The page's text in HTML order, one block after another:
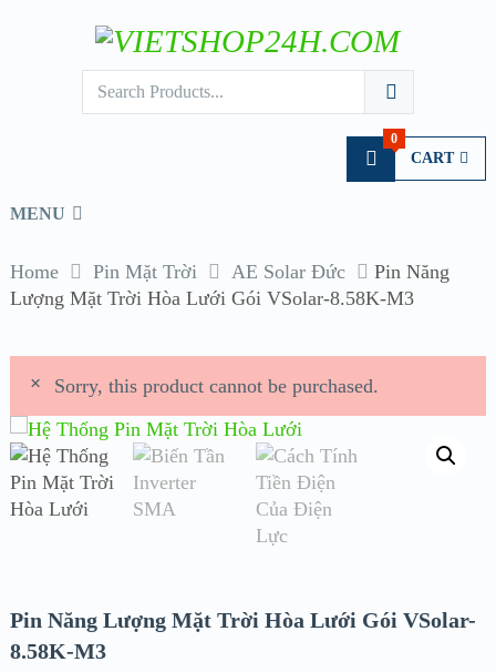
CART
0
MENU
Home Pin Mặt Trời AE Solar Đức
Pin Năng
Lượng Mặt Trời Hòa Lưới Gói VSolar-8.58K-M3
Sorry, this product cannot be purchased.
Pin Năng Lượng Mặt Trời Hòa Lưới Gói VSolar-
8.58K-M3